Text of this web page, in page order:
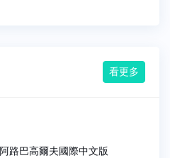
看更多
阿路巴高爾夫國際中文版